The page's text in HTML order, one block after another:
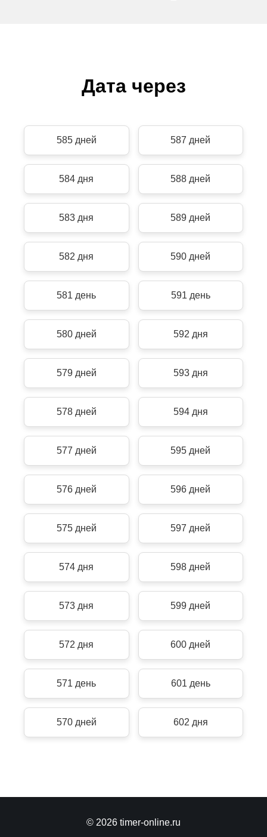
Дата через
585 дней 587 дней
584 дня 588 дней
583 дня 589 дней
582 дня 590 дней
581 день 591 день
580 дней 592 дня
579 дней 593 дня
578 дней 594 дня
577 дней 595 дней
576 дней 596 дней
575 дней 597 дней
574 дня 598 дней
573 дня 599 дней
572 дня 600 дней
571 день 601 день
570 дней 602 дня
© 2026 timer-online.ru